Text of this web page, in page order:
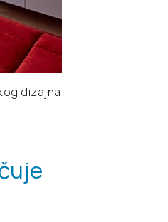
dizajna